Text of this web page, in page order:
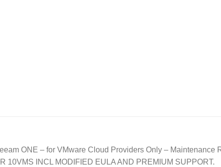
ONE – for VMware Cloud Providers Only – Maintenance
10VMS INCL MODIFIED EULA AND PREMIUM SUPPORT.